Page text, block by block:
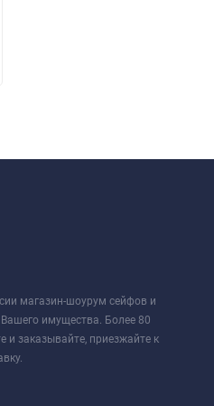
магазин-шоурум сейфов и
имущества. Более 80
и заказывайте, приезжайте к